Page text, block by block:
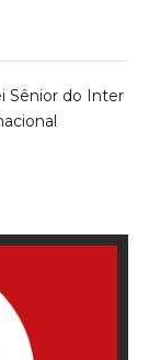
Sênior do Inter